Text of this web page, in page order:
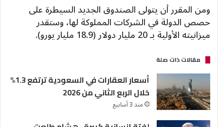
ومن المقرر أن يتولى الصندوق الجديد السيطرة على
حصص الدولة في الشركات المملوكة لها، وستقدر
ميزانيته الأولية بـ 20 مليار دولار (18.9 مليار يورو).
مقالات ذات صلة
أسعار العقارات في السعودية ترتفع 1.3%
خلال الربع الثاني من 2026
منذ 3 أسابيع